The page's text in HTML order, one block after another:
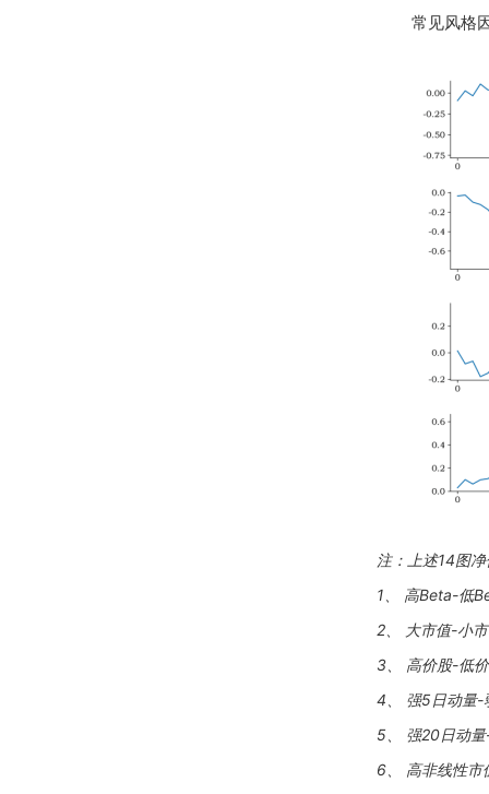
常见风格
注：上述14图
1、 高Beta-低
2、 大市值-小
3、 高价股-低
4、 强5日动量-
5、 强20日动
6、 高非线性市